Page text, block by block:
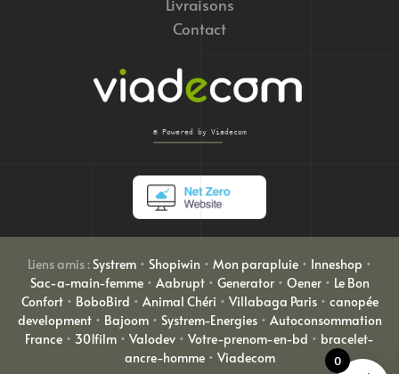
Livraisons
Contact
© Powered by Viadecom
Liens amis :Systrem• Shopiwin • Mon parapluie• Inneshop •
Sac-a-main-femme• Aabrupt• Generator• Oener• Le Bon
Confort• BoboBird • Animal Chéri • Villabaga Paris• canopée
development• Bajoom• Systrem-Energies• Autoconsommation
France • 301film • Valodev • Votre-prenom-en-bd • bracelet-
ancre-homme• Viadecom 0